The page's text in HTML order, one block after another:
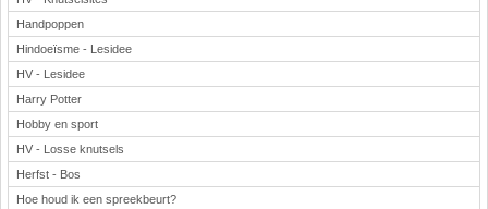
Handpoppen
Hindoeïsme - Lesidee
HV - Lesidee
Harry Potter
Hobby en sport
HV - Losse knutsels
Herfst - Bos
Hoe houd ik een spreekbeurt?